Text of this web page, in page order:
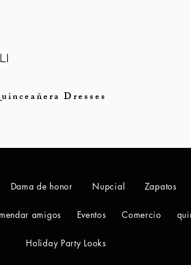
Dresses
Dama de honor Nupcial Zapatos
amigos Eventos Comercio
Holiday Party Looks